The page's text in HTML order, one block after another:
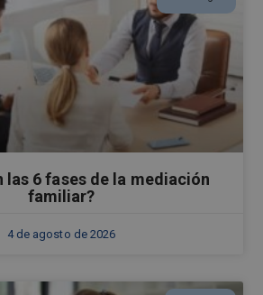
las 6 fases de la mediación
familiar?
4 de agosto de 2026